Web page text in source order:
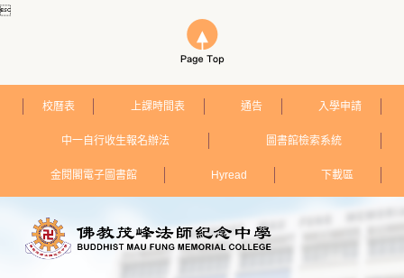

校曆表 上課時間表 通告 入學申請
中一自行收生報名辦法 圖書館檢索系統
金閱閣電子圖書館 Hyread 下載區